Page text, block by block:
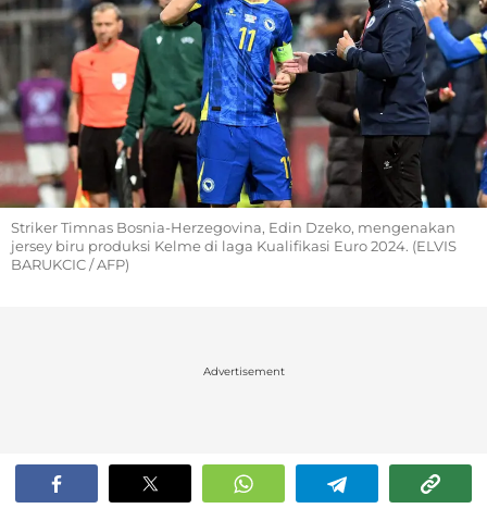
Striker Timnas Bosnia-Herzegovina, Edin Dzeko, mengenakan
jersey biru produksi Kelme di laga Kualifikasi Euro 2024. (ELVIS
BARUKCIC / AFP)
Advertisement